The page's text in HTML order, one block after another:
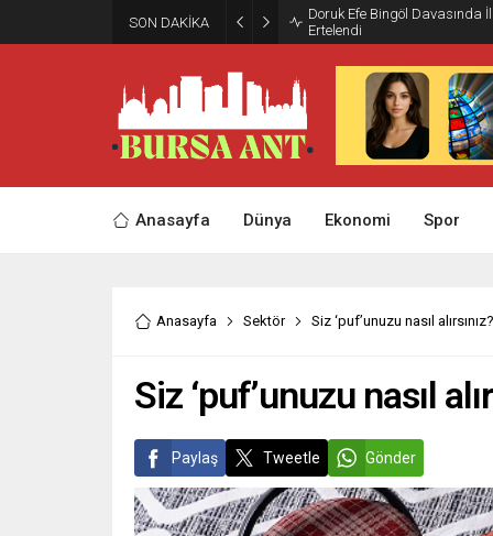
SON DAKİKA
Doruk Efe Bingöl Davasında
Ertelendi
Anasayfa Dünya Ekonomi Spor
Anasayfa Sektör Siz ‘puf’unuzu nasıl alırsınız?
Siz ‘puf’unuzu nasıl
Paylaş Tweetle Gönder